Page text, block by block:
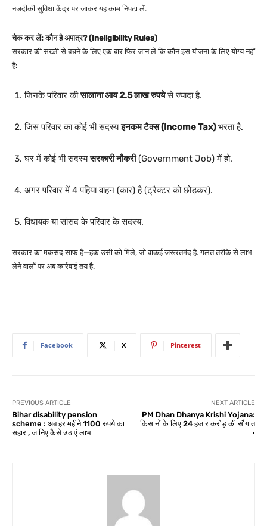
नजदीकी सुविधा केंद्र पर जाकर यह काम निपटा लें.
चेक कर लें: कौन है अपात्र? (Ineligibility Rules)
सरकार की सख्ती से बचने के लिए एक बार फिर जान लें कि कौन इस योजना के लिए योग्य नहीं
है:
जिनके परिवार कीसालाना आय 2.5 लाख रुपयेसे ज्यादा है.
जिस परिवार का कोई भी सदस्यइनकम टैक्स (Income Tax)भरता है.
घर में कोई भी सदस्यसरकारी नौकरी(Government Job) में हो.
अगर परिवार में 4 पहिया वाहन (कार) है (ट्रैक्टर को छोड़कर).
विधायक या सांसद के परिवार के सदस्य.
सरकार का मकसद साफ है—हक उसी को मिले, जो वाकई जरूरतमंद है. गलत तरीके से लाभ
लेने वालों पर अब कार्रवाई तय है.
Facebook X Pinterest
PREVIOUS ARTICLE
Bihar disability pension
scheme : अब हर महीने 1100 रुपये का
सहारा, जानिए कैसे उठाएं लाभ
NEXT ARTICLE
PM Dhan Dhanya Krishi Yojana:
किसानों के लिए 24 हजार करोड़ की सौगात
•